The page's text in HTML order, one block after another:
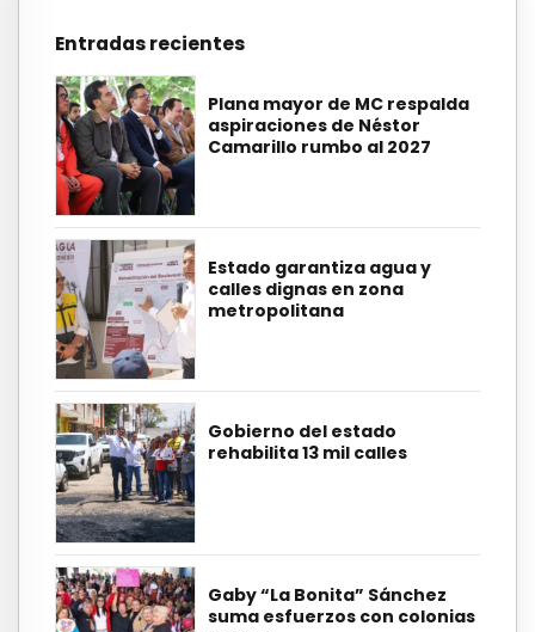
Entradas recientes
Plana mayor de MC respalda
aspiraciones de Néstor
Camarillo rumbo al 2027
Estado garantiza agua y
calles dignas en zona
metropolitana
Gobierno del estado
rehabilita 13 mil calles
Gaby “La Bonita” Sánchez
suma esfuerzos con colonias